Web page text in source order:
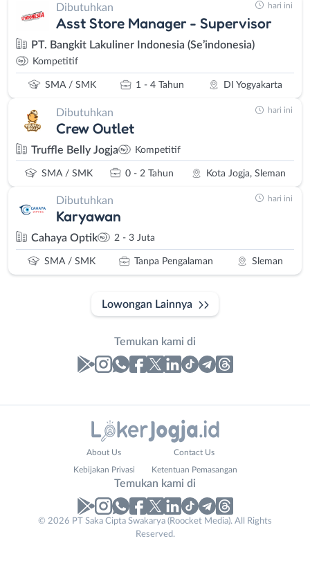
Dibutuhkan
Asst Store Manager - Supervisor
PT. Bangkit Lakuliner Indonesia (Se’indonesia)
Kompetitif
SMA / SMK 1 - 4 Tahun DI Yogyakarta
hari ini
Dibutuhkan
Crew Outlet
Truffle Belly Jogja Kompetitif
SMA / SMK 0 - 2 Tahun Kota Jogja, Sleman
hari ini
Dibutuhkan
Karyawan
Cahaya Optik 2 - 3 Juta
SMA / SMK Tanpa Pengalaman Sleman
hari ini
Lowongan Lainnya
Temukan kami di
No. Telp /
About Us Contact Us
Kebijakan Privasi Ketentuan Pemasangan
Temukan kami di
© 2026 PT Saka Cipta Swakarya (Roocket Media). All Rights
Reserved.